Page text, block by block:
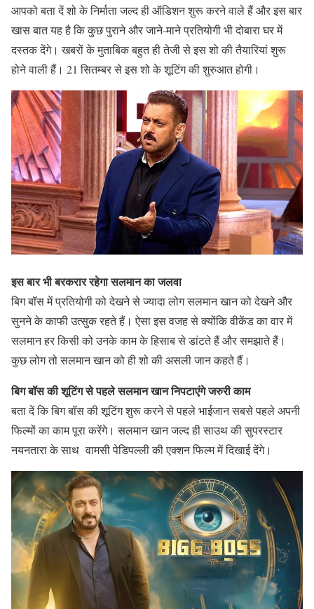
आपको बता दें शो के निर्माता जल्द ही ऑडिशन शुरू करने वाले हैं और इस बार
खास बात यह है कि कुछ पुराने और जाने-माने प्रतियोगी भी दोबारा घर में
दस्तक देंगे। खबरों के मुताबिक बहुत ही तेजी से इस शो की तैयारियां शुरू
होने वाली हैं। 21 सितम्बर से इस शो के शूटिंग की शुरुआत होगी।
इस बार भी बरकरार रहेगा सलमान का जलवा
बिग बॉस में प्रतियोगी को देखने से ज्यादा लोग सलमान खान को देखने और
सुनने के काफी उत्सुक रहते हैं। ऐसा इस वजह से क्योंकि वीकेंड का वार में
सलमान हर किसी को उनके काम के हिसाब से डांटते हैं और समझाते हैं।
कुछ लोग तो सलमान खान को ही शो की असली जान कहते हैं।
बिग बॉस की शूटिंग से पहले सलमान खान निपटाएंगे जरुरी काम
बता दें कि बिग बॉस की शूटिंग शुरू करने से पहले भाईजान सबसे पहले अपनी
फिल्मों का काम पूरा करेंगे। सलमान खान जल्द ही साउथ की सुपरस्टार
नयनतारा के साथ वामसी पेडिपल्ली की एक्शन फिल्म में दिखाई देंगे।